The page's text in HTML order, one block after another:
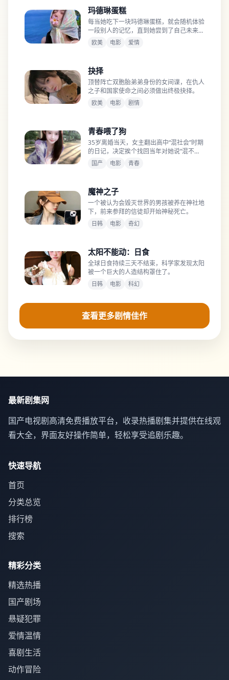
玛德琳蛋糕
每当她吃下一块玛德琳蛋糕，就会随机体验
一段别人的记忆，直到她尝到了自己未来的
死法。
欧美 电影 爱情
抉择
顶替阵亡双胞胎弟弟身份的女间谍，在仇人
之子和国家使命之间必须做出终极抉择。
欧美 电影 剧情
青春喂了狗
35岁离婚当天，女主翻出高中“混社会”时期
的日记，决定挨个找回当年对她说“混不好
就别回来”的兄弟们。
国产 电影 青春
魔神之子
一个被认为会毁灭世界的男孩被养在神社地
下，前来参拜的信徒却开始神秘死亡。
日韩 电影 奇幻
太阳不能动：日食
全球日食持续三天不结束，科学家发现太阳
被一个巨大的人造结构罩住了。
日韩 电影 科幻
查看更多剧情佳作
最新剧集网
国产电视剧高清免费播放平台，收录热播剧集并提供在线观
看大全，界面友好操作简单，轻松享受追剧乐趣。
快速导航
首页
分类总览
排行榜
搜索
精彩分类
精选热播
国产剧场
悬疑犯罪
爱情温情
喜剧生活
动作冒险